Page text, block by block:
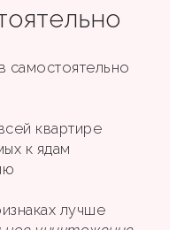
самостоятельно
квартире
к ядам
лучше